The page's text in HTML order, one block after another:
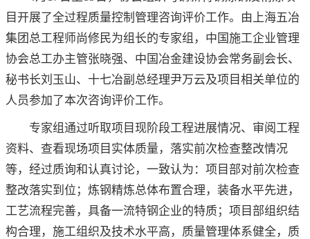
目开展了全过程质量控制管理咨询评价工作。由上海五冶
集团总工程师尚修民为组长的专家组，中国施工企业管理
协会总工办主管张晓强、中国冶金建设协会常务副会长、
秘书长刘玉山、十七冶副总经理尹万云及项目相关单位的
人员参加了本次咨询评价工作。
专家组通过听取项目现阶段工程进展情况、审阅工程
资料、查看现场项目实体质量，落实前次检查整改情况
等，经过质询和认真讨论，一致认为：项目部对前次检查
整改落实到位；炼钢精炼总体布置合理，装备水平先进，
工艺流程完善，具备一流特钢企业的特质；项目部组织结
构合理，施工组织及技术水平高，质量管理体系健全，质